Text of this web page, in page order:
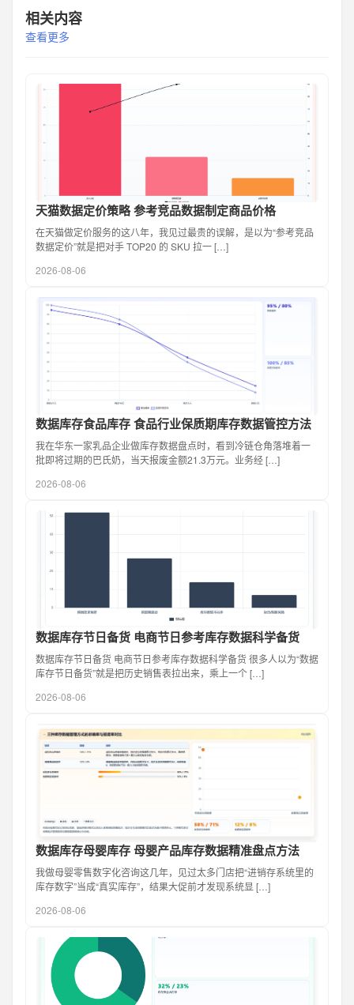
相关内容
查看更多
天猫数据定价策略 参考竞品数据制定商品价格
在天猫做定价服务的这八年，我见过最贵的误解，是以为“参考竞品
数据定价”就是把对手 TOP20 的 SKU 拉一 […]
2026-08-06
数据库存食品库存 食品行业保质期库存数据管控方法
我在华东一家乳品企业做库存数据盘点时，看到冷链仓角落堆着一
批即将过期的巴氏奶，当天报废金额21.3万元。业务经 […]
2026-08-06
数据库存节日备货 电商节日参考库存数据科学备货
数据库存节日备货 电商节日参考库存数据科学备货 很多人以为“数据
库存节日备货”就是把历史销售表拉出来，乘上一个 […]
2026-08-06
数据库存母婴库存 母婴产品库存数据精准盘点方法
我做母婴零售数字化咨询这几年，见过太多门店把“进销存系统里的
库存数字”当成“真实库存”，结果大促前才发现系统显 […]
2026-08-06